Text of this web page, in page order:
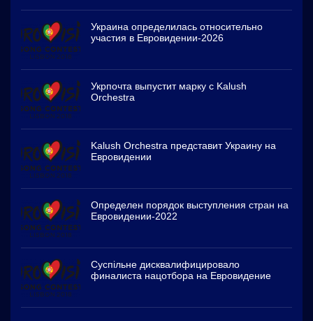
Украина определилась относительно
участия в Евровидении-2026
Укрпочта выпустит марку с Kalush
Orchestra
Kalush Orchestra представит Украину на
Евровидении
Определен порядок выступления стран на
Евровидении-2022
Суспільне дисквалифицировало
финалиста нацотбора на Евровидение